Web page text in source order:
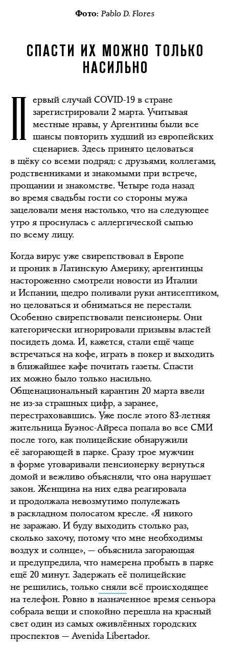
Фото:Pablo D. Flores
СПАСТИ ИХ МОЖНО ТОЛЬКО
НАСИЛЬНО
П ервый случай COVID-19 в стране
зарегистрировали 2 марта. Учитывая
местные нравы, у Аргентины были все
шансы повторить худший из европейских
сценариев. Здесь принято целоваться
в щёку со всеми подряд: с друзьями, коллегами,
родственниками и знакомыми при встрече,
прощании и знакомстве. Четыре года назад
во время свадьбы гости со стороны мужа
зацеловали меня настолько, что на следующее
утро я проснулась с аллергической сыпью
по всему лицу.
Когда вирус уже свирепствовал в Европе
и проник в Латинскую Америку, аргентинцы
настороженно смотрели новости из Италии
и Испании, щедро поливали руки антисептиком,
но целоваться и обниматься не перестали.
Особенно свирепствовали пенсионеры. Они
категорически игнорировали призывы властей
посидеть дома. И, кажется, стали ещё чаще
встречаться на кофе, играть в покер и выходить
в ближайшее кафе почитать газеты. Спасти
их можно было только насильно.
Общенациональный карантин 20 марта ввели
не из-за страшных цифр, а заранее,
перестраховавшись. Уже после этого 83-летняя
жительница Буэнос-Айреса попала во все СМИ
после того, как полицейские обнаружили
её загорающей в парке. Сразу трое мужчин
в форме уговаривали пенсионерку вернуться
домой и вежливо объясняли, что она нарушает
закон. Женщина на них едва реагировала
и продолжала невозмутимо полулежать
в раскладном полосатом кресле. «Я никого
не заражаю. И буду выходить столько раз,
сколько захочу, потому что мне необходимы
воздух и солнце», — объяснила загорающая
и предупредила, что намерена пробыть в парке
ещё 20 минут. Задержать её полицейские
не решились, только сняли всё происходящее
на телефон. Ровно в назначенное время сеньора
собрала вещи и спокойно перешла на красный
свет один из самых оживлённых городских
проспектов — Avenida Libertador.